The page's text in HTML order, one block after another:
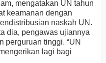
mengatakan UN tahun
keamanan dengan
naskah UN.
dia, pengawas ujiannya
perguruan tinggi. “UN
lagi bagi